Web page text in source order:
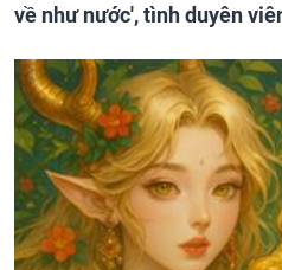
về như nước', tình duyên